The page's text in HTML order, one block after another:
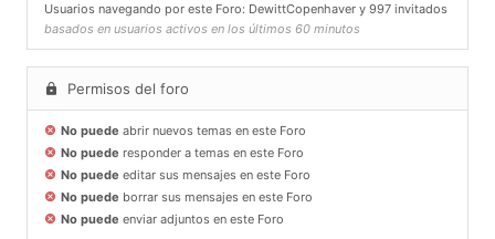
Usuarios navegando por este Foro: DewittCopenhaver y 997 invitados
basados en usuarios activos en los últimos 60 minutos
Permisos del foro
No puede abrir nuevos temas en este Foro
No puede responder a temas en este Foro
No puede editar sus mensajes en este Foro
No puede borrar sus mensajes en este Foro
No puede enviar adjuntos en este Foro